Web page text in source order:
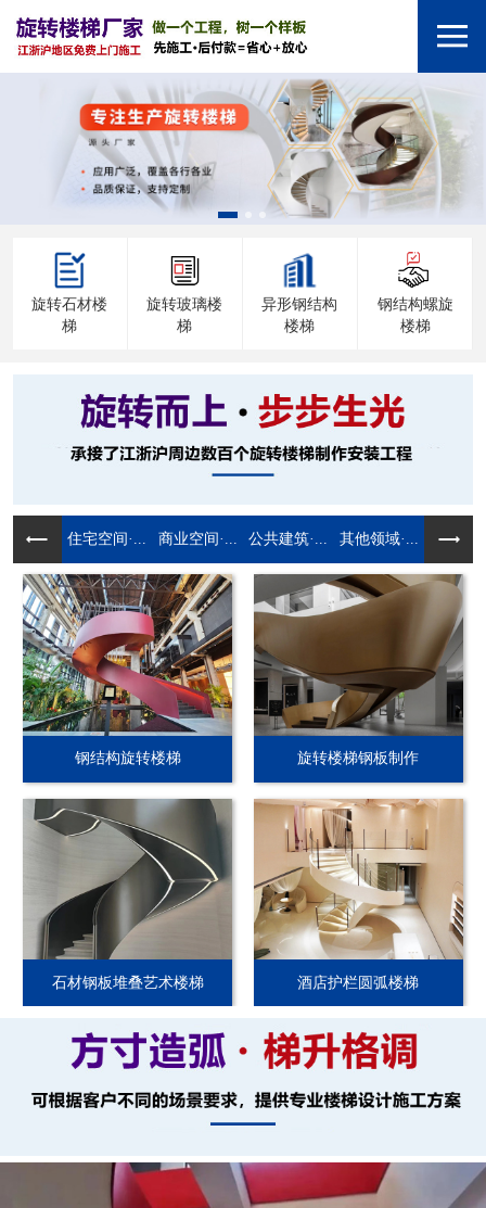
旋转石材楼
梯
旋转玻璃楼
梯
异形钢结构
楼梯
钢结构螺旋
楼梯
住宅空间·... 商业空间·... 公共建筑·... 其他领域·...
钢结构旋转楼梯 旋转楼梯钢板制作
石材钢板堆叠艺术楼梯 酒店护栏圆弧楼梯